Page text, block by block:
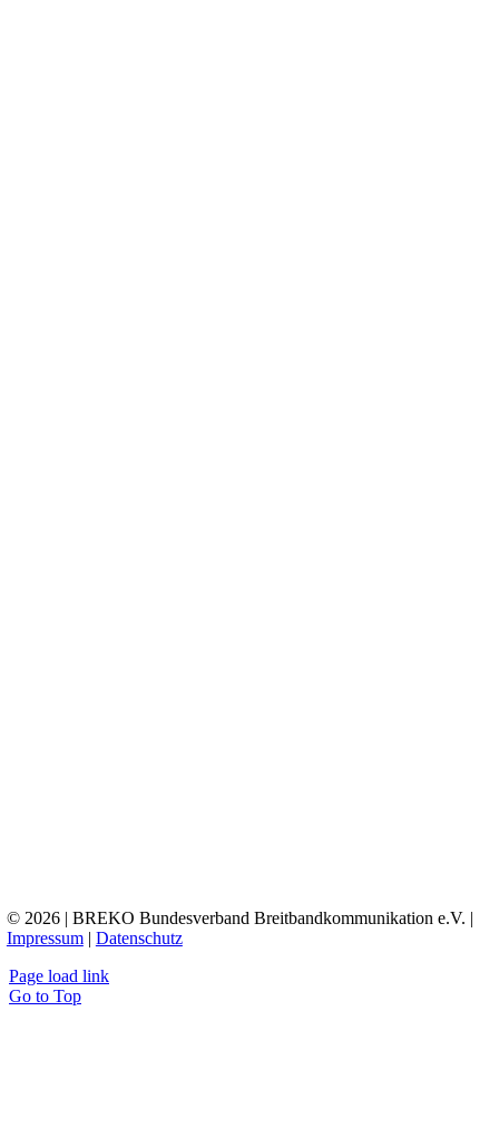
© 2026 | BREKO Bundesverband Breitbandkommunikation e.V. |
Impressum| Datenschutz
Page load link
Go to Top